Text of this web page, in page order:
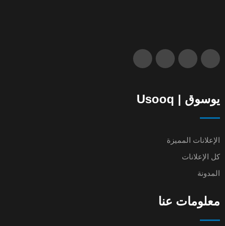
يوسوق | Usooq
الإعلانات المميزة
كل الإعلانات
المدونة
معلومات عنا